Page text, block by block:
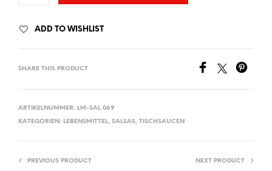
ADD TO WISHLIST
SHARE THIS PRODUCT
ARTIKELNUMMER: LM-SAL 069
KATEGORIEN: LEBENSMITTEL, SALSAS, TISCHSAUCEN
PREVIOUS PRODUCT NEXT PRODUCT